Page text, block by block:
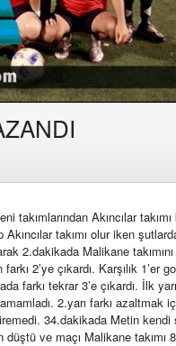
takımlarından Akıncılar
takımı olur iken
2.dakikada Malikane
2’ye çıkardı. Karşılık 1’er
farkı tekrar 3’e çıkardı. İlk
2.yarı farkı
34.dakikada Metin kendi
ve maçı Malikane takımı